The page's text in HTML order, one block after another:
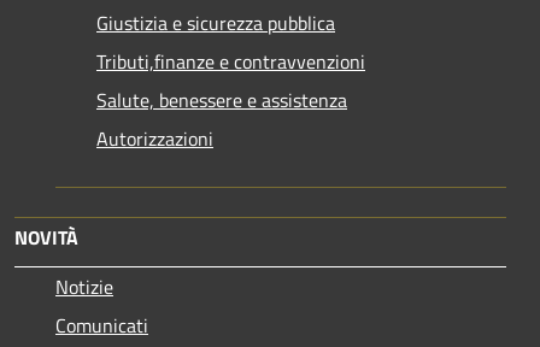
Giustizia e sicurezza pubblica
Tributi,finanze e contravvenzioni
Salute, benessere e assistenza
Autorizzazioni
NOVITÀ
Notizie
Comunicati